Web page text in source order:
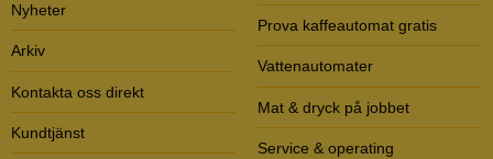
Nyheter
Arkiv
Kontakta oss direkt
Kundtjänst
Prova kaffeautomat gratis
Vattenautomater
Mat & dryck på jobbet
Service & operating